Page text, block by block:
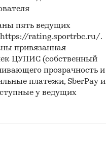
пять ведущих
https://rating.sportrbc.ru/.
привязанная
ЦУПИС (собственный
прозрачность и
платежи, SberPay и
у ведущих